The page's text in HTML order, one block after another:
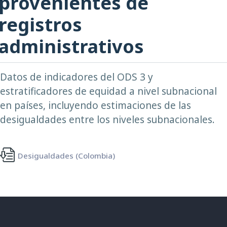
Datos de indicadores del ODS 3 y
estratificadores de equidad a nivel subnacional
en países, incluyendo estimaciones de las
desigualdades entre los niveles subnacionales.
Desigualdades (Colombia)